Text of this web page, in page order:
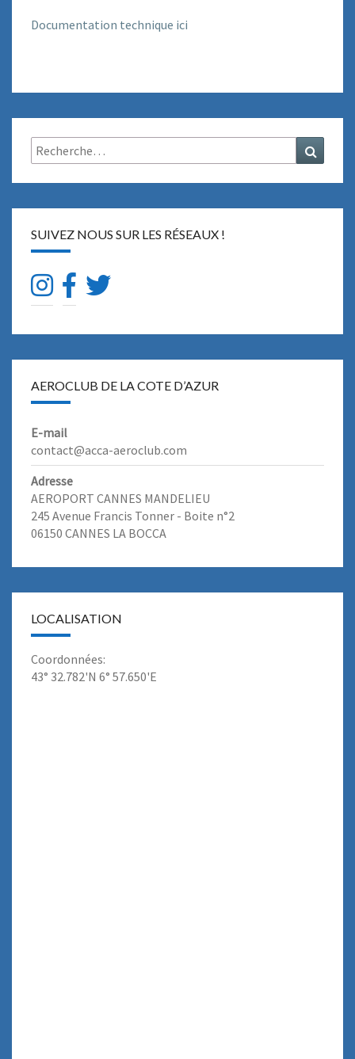
Documentation technique ici
Rechercher :
SUIVEZ NOUS SUR LES RÉSEAUX !
AEROCLUB DE LA COTE D’AZUR
E-mail
contact@acca-aeroclub.com
Adresse
AEROPORT CANNES MANDELIEU
245 Avenue Francis Tonner - Boite n°2
06150 CANNES LA BOCCA
LOCALISATION
Coordonnées:
43° 32.782'N 6° 57.650'E